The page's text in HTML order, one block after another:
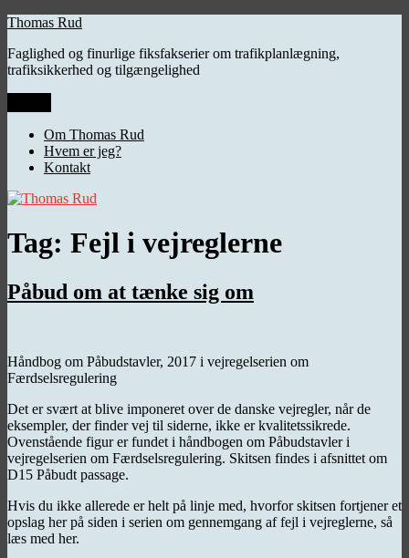
Videre
indhold
Thomas Rud
Faglighed og finurlige fiksfakserier om trafikplanlægning,
trafiksikkerhed og tilgængelighed
Om Thomas Rud
Hvem er jeg?
Kontakt
Tag: Fejl i vejreglerne
Påbud om at tænke sig om
Håndbog om Påbudstavler, 2017 i vejregelserien om
Færdselsregulering
Det er svært at blive imponeret over de danske vejregler, når de
eksempler, der finder vej til siderne, ikke er kvalitetssikrede.
Ovenstående figur er fundet i håndbogen om Påbudstavler i
vejregelserien om Færdselsregulering. Skitsen findes i afsnittet om
D15 Påbudt passage.
Hvis du ikke allerede er helt på linje med, hvorfor skitsen fortjener et
opslag her på siden i serien om gennemgang af fejl i vejreglerne, så
læs med her.